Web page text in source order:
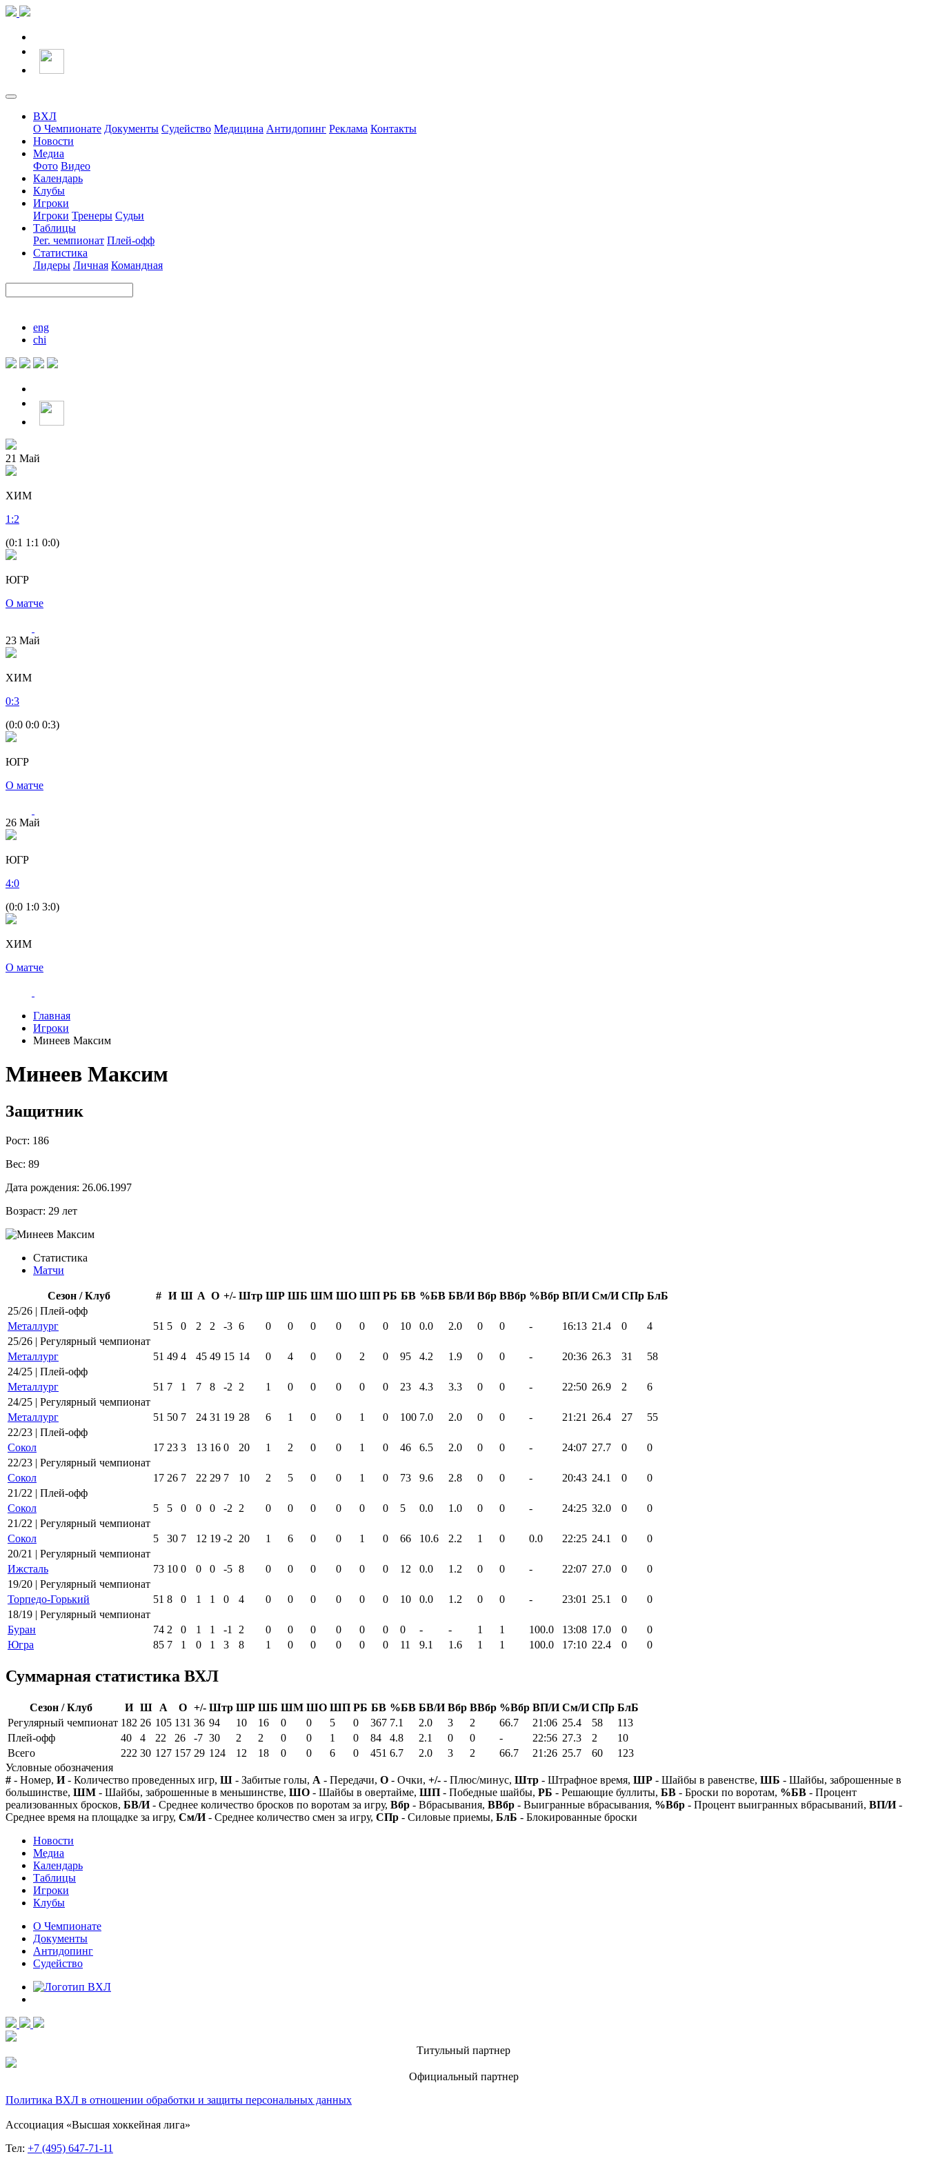
ВХЛ
О Чемпионате Документы Судейство Медицина Антидопинг Реклама Контакты
Новости
Медиа
Фото Видео
Календарь
Клубы
Игроки
Игроки Тренеры Судьи
Таблицы
Рег. чемпионат Плей-офф
Статистика
Лидеры Личная Командная
eng
chi
21 Май
ХИМ
1 :2
(0:1 1:1 0:0)
ЮГР
О матче
23 Май
ХИМ
0:3
(0:0 0:0 0:3)
ЮГР
О матче
26 Май
ЮГР
4:0
(0:0 1:0 3:0)
ХИМ
О матче
Главная
Игроки
Минеев Максим
Минеев Максим
Защитник
Рост: 186
Вес: 89
Дата рождения: 26.06.1997
Возраст: 29 лет
Статистика
Матчи
Сезон / Клуб # И Ш А О +/- Штр ШР ШБ ШМ ШО ШП РБ БВ %БВ БВ/И Вбр ВВбр %Вбр ВП/И См/И СПр БлБ
25/26 | Плей-офф
Металлург
51 5 0 2 2 -3 6 0 0 0 0 0 0 10 0.0 2.0 0 0 - 16:13 21.4 0
4
25/26 | Регулярный чемпионат
Металлург
51 49 4 45 49 15 14 0 4 0 0 2 0 95 4.2 1.9 0 0 - 20:36 26.3 31
58
24/25 | Плей-офф
Металлург
51 7 1 7 8 -2 2 1 0 0 0 0 0 23 4.3 3.3 0 0 - 22:50 26.9 2
6
24/25 | Регулярный чемпионат
Металлург
51 50 7 24 31 19 28 6 1 0 0 1 0 100 7.0 2.0 0 0 - 21:21 26.4 27
55
22/23 | Плей-офф
Сокол
17 23 3 13 16 0 20 1 2 0 0 1 0 46 6.5 2.0 0 0 - 24:07 27.7 0
0
22/23 | Регулярный чемпионат
Сокол
17 26 7 22 29 7 10 2 5 0 0 1 0 73 9.6 2.8 0 0 - 20:43 24.1 0
0
21/22 | Плей-офф
Сокол
5 5 0 0 0 -2 2 0 0 0 0 0 0 5 0.0 1.0 0 0 - 24:25 32.0 0
0
21/22 | Регулярный чемпионат
Сокол
5 30 7 12 19 -2 20 1 6 0 0 1 0 66 10.6 2.2 1 0 0.0 22:25 24.1 0
0
20/21 | Регулярный чемпионат
Ижсталь
73 10 0 0 0 -5 8 0 0 0 0 0 0 12 0.0 1.2 0 0 - 22:07 27.0 0
0
19/20 | Регулярный чемпионат
Торпедо-Горький
51 8 0 1 1 0 4 0 0 0 0 0 0 10 0.0 1.2 0 0 - 23:01 25.1 0
0
18/19 | Регулярный чемпионат
Буран
74 2 0 1 1 -1 2 0 0 0 0 0 0 0 - - 1 1 100.0 13:08 17.0 0
0
Югра
85 7 1 0 1 3 8 1 0 0 0 0 0 11 9.1 1.6 1 1 100.0 17:10 22.4 0 0
Суммарная статистика ВХЛ
Сезон / Клуб И Ш А О +/- Штр ШР ШБ ШМ ШО ШП РБ БВ %БВ БВ/И Вбр ВВбр %Вбр ВП/И См/И СПр БлБ
Регулярный чемпионат 182 26 105 131 36 94 10 16 0 0 5 0 367 7.1 2.0 3 2 66.7 21:06 25.4 58
113
Плей-офф
40 4 22 26 -7 30 2 2 0 0 1 0 84 4.8 2.1 0 0 - 22:56 27.3 2
10
Всего
222 30 127 157 29 124 12 18 0 0 6 0 451 6.7 2.0 3 2 66.7 21:26 25.7 60
123
Условные обозначения
# - Номер, И- Количество проведенных игр, Ш - Забитые голы, А - Передачи, О - Очки, +/- - Плюс/минус, Штр - Штрафное время, ШР - Шайбы в равенстве, ШБ - Шайбы, заброшенные в
большинстве, ШМ - Шайбы, заброшенные в меньшинстве, ШО - Шайбы в овертайме, ШП - Победные шайбы, РБ - Решающие буллиты, БВ - Броски по воротам, %БВ - Процент
реализованных бросков, БВ/И- Среднее количество бросков по воротам за игру, Вбр - Вбрасывания, ВВбр - Выигранные вбрасывания, %Вбр - Процент выигранных вбрасываний, ВП/И-
Среднее время на площадке за игру, См/И- Среднее количество смен за игру, СПр - Силовые приемы, БлБ - Блокированные броски
Новости
Медиа
Календарь
Таблицы
Игроки
Клубы
О Чемпионате
Документы
Антидопинг
Судейство
Титульный партнер
Официальный партнер
Политика ВХЛ в отношении обработки и защиты персональных данных
Ассоциация «Высшая хоккейная лига»
Тел: +7 (495) 647-71-11